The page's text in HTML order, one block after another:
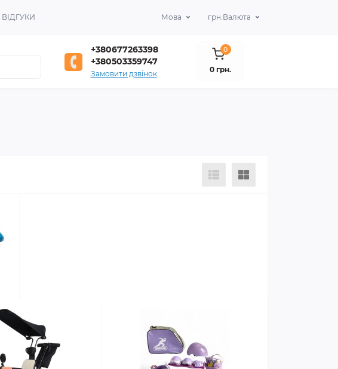
ВІДГУКИ Мова грн.Валюта
+380677263398
+380503359747
Замовити дзвінок
0
0 грн.